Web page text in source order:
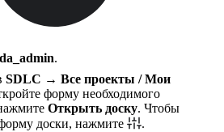
.
SDLC → Все проекты / Мои
форму необходимого
Открыть доску. Чтобы
доски, нажмите
.